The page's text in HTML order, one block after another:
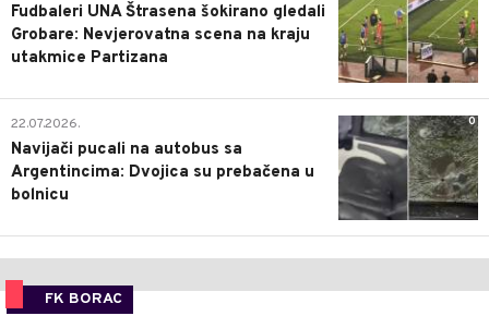
Fudbaleri UNA Štrasena šokirano gledali
Grobare: Nevjerovatna scena na kraju
utakmice Partizana
0
22.07.2026.
Navijači pucali na autobus sa
Argentincima: Dvojica su prebačena u
bolnicu
FK BORAC